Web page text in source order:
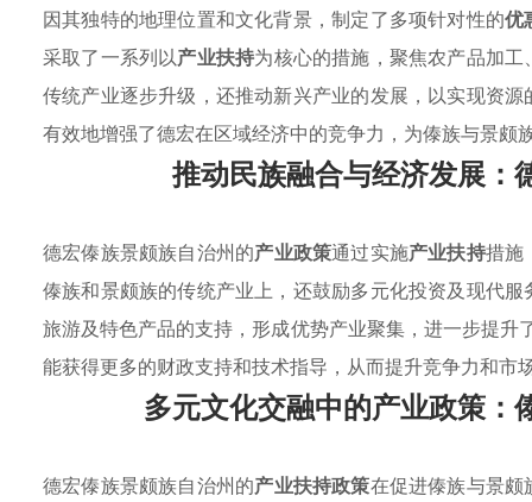
因其独特的地理位置和文化背景，制定了多项针对性的优
采取了一系列以产业扶持为核心的措施，聚焦农产品加
传统产业逐步升级，还推动新兴产业的发展，以实现资
有效地增强了德宏在区域经济中的竞争力，为傣族与景颇
推动民族融合与经济发展：
德宏傣族景颇族自治州的产业政策通过实施产业扶持措施
傣族和景颇族的传统产业上，还鼓励多元化投资及现代
旅游及特色产品的支持，形成优势产业聚集，进一步提
能获得更多的财政支持和技术指导，从而提升竞争力和市
多元文化交融中的产业政策：
德宏傣族景颇族自治州的产业扶持政策在促进傣族与景